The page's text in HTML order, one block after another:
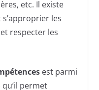
etc. Il existe
les
respecter les
est parmi
permet